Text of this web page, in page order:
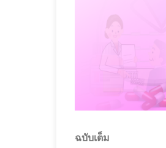
ฉบับเต็ม